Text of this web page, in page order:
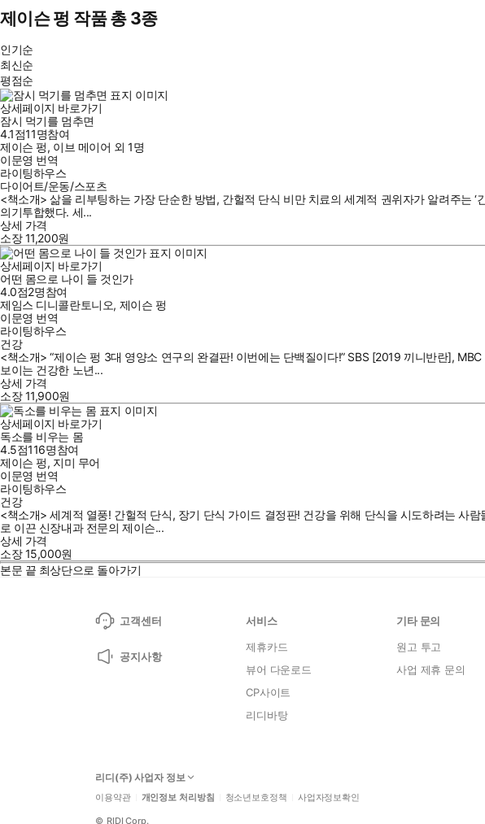
제이슨 펑 작품 총 3종
인기순
최신순
평점순
상세페이지 바로가기
잠시 먹기를 멈추면
4.1점11명참여
제이슨 펑, 이브 메이어 외1명
이문영 번역
라이팅하우스
다이어트/운동/스포츠
<책소개> 삶을 리부팅하는 가장 단순한 방법, 간헐적 단식 비만 치료의 세계적 권위자가 알려주는
의기투합했다. 세...
상세 가격
소장11,200원
상세페이지 바로가기
어떤 몸으로 나이 들 것인가
4.0점2명참여
제임스 디니콜란토니오, 제이슨 펑
이문영 번역
라이팅하우스
건강
<책소개> “제이슨 펑 3대 영양소 연구의 완결판! 이번에는 단백질이다!” SBS [2019 끼니반란],
보이는 건강한 노년...
상세 가격
소장11,900원
상세페이지 바로가기
독소를 비우는 몸
4.5점116명참여
제이슨 펑, 지미 무어
이문영 번역
라이팅하우스
건강
<책소개> 세계적 열풍! 간헐적 단식, 장기 단식 가이드 결정판! 건강을 위해 단식을 시도하려는 사
로 이끈 신장내과 전문의 제이슨...
상세 가격
소장15,000원
본문 끝 최상단으로 돌아가기
고객센터
공지사항
서비스
제휴카드
뷰어 다운로드
CP사이트
리디바탕
기타 문의
원고 투고
사업 제휴 문의
리디(주) 사업자 정보
이용약관 개인정보 처리방침 청소년보호정책 사업자정보확인
© RIDI Corp.